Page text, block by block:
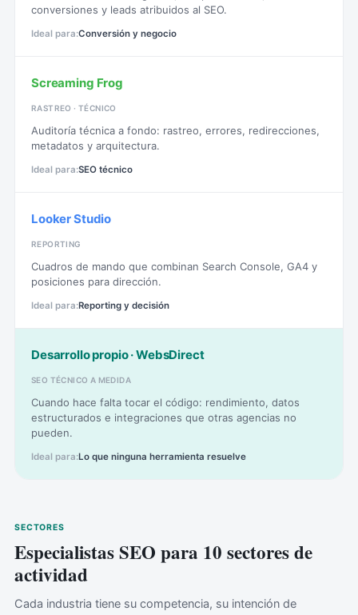
conversiones y leads atribuidos al SEO.
Conversión y negocio
Screaming Frog
RASTREO · TÉCNICO
Auditoría técnica a fondo: rastreo, errores, redirecciones,
metadatos y arquitectura.
SEO técnico
Looker Studio
REPORTING
Cuadros de mando que combinan Search Console, GA4 y
posiciones para dirección.
Reporting y decisión
Desarrollo propio · WebsDirect
SEO TÉCNICO A MEDIDA
Cuando hace falta tocar el código: rendimiento, datos
estructurados e integraciones que otras agencias no
pueden.
Lo que ninguna herramienta resuelve
SECTORES
Especialistas SEO para 10 sectores de
actividad
Cada industria tiene su competencia, su intención de